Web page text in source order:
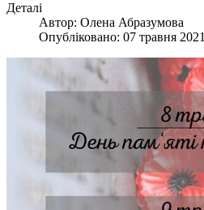
Деталі
Автор: Олена Абразумова
Опубліковано: 07 травня 2021